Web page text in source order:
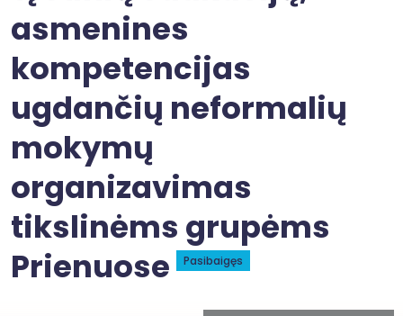
asmenines
kompetencijas
ugdančių neformalių
mokymų
organizavimas
tikslinėms grupėms
Prienuose
Pasibaigęs